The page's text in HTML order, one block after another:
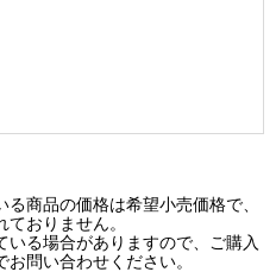
商品の価格は希望小売価格で、
おりません。
る場合がありますので、ご購入
問い合わせください。